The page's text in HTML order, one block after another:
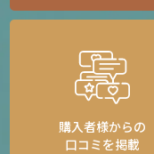
購入者様からの
口コミを掲載